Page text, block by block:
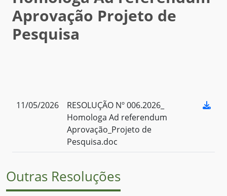
Aprovação Projeto de
Pesquisa
11/05/2026
RESOLUÇÃO Nº 006.2026_
Homologa Ad referendum
Aprovação_Projeto de
Pesquisa.doc
Outras Resoluções